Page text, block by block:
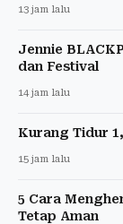
13 jam lalu
Jennie
dan Festival
14 jam lalu
Kurang Tidur
15 jam lalu
5 Cara
Tetap Aman